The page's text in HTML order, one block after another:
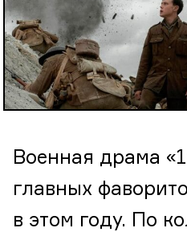
Военная драма
главных
в этом году. По